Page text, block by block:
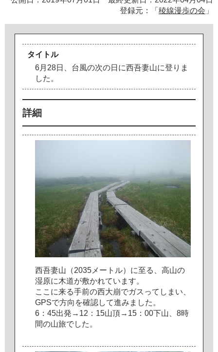
登録元：「 稜線漫歩の会 」
タイトル
6月 28日 台 風の次の日 に西吾妻山に登 り ま
した 。
詳細
西吾妻山 （2035 メ ー ト ル） に至る 高山の
湿原に木道が敷かれてい ま す。
こ こ に来る手前の西大崩でガス って し ま い
GPSで方向 を確認して進み ま した 。
6 ： 45出発 → 12 ： 15山頂→ 15 ： 00下山 8時
間の山旅でした 。